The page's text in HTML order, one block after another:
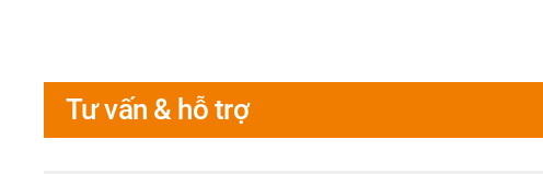
Tư vấn & hỗ trợ